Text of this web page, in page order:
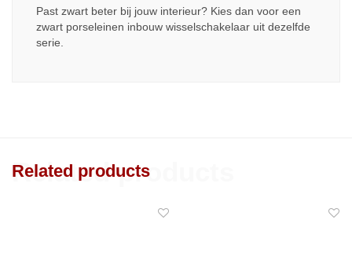
Past zwart beter bij jouw interieur? Kies dan voor een
zwart porseleinen inbouw wisselschakelaar uit dezelfde
serie.
Related products
Related products